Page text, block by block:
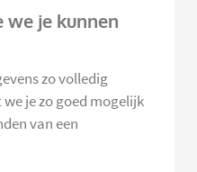
we je kunnen
zo volledig
je zo goed mogelijk
van een